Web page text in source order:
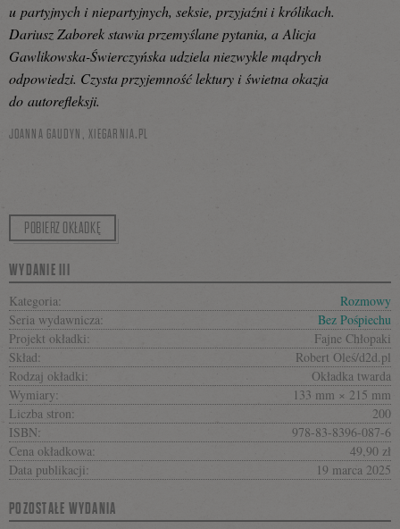
u partyjnych i niepartyjnych, seksie, przyjaźni i królikach.
Dariusz Zaborek stawia przemyślane pytania, a Alicja
Gawlikowska-Świerczyńska udziela niezwykle mądrych
odpowiedzi. Czysta przyjemność lektury i świetna okazja
do autorefleksji.
JOANNA GAUDYN, XIEGARNIA.PL
POBIERZ OKŁADKĘ
WYDANIE III
Kategoria:
Rozmowy
Seria wydawnicza:
Bez Pośpiechu
Projekt okładki:
Fajne Chłopaki
Skład:
Robert Oleś/d2d.pl
Rodzaj okładki:
Okładka twarda
Wymiary:
133 mm × 215 mm
Liczba stron:
200
ISBN:
978-83-8396-087-6
Cena okładkowa:
49,90 zł
Data publikacji:
19 marca 2025
POZOSTAŁE WYDANIA